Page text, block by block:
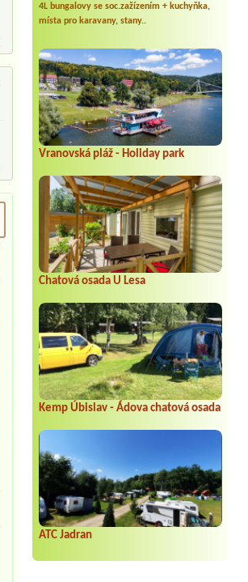
4L bungalovy se soc.zažízením + kuchyňka,
místa pro karavany, stany..
Vranovská pláž - Holiday park
Chatová osada U Lesa
Kemp Úbislav - Ádova chatová osada
ATC Jadran